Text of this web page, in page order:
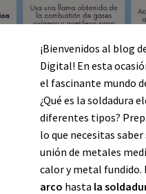
¡Bienvenidos al blog
Digital! En esta
el fascinante mundo
¿Qué es la soldadura
diferentes tipos?
lo que necesitas
unión de metales
calor y metal fundido.
arco hasta la